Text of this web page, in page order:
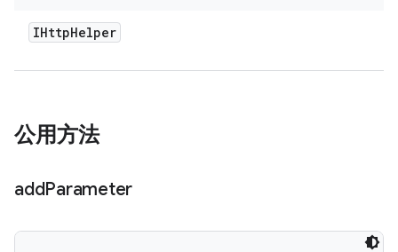
IHttpHelper
公用方法
addParameter